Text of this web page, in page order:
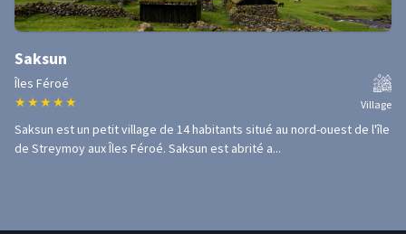
Saksun
Îles Féroé
★ ★ ★ ★ ★ Village
Saksun est un petit village de 14 habitants situé au nord-ouest de l'île
de Streymoy aux Îles Féroé. Saksun est abrité a...